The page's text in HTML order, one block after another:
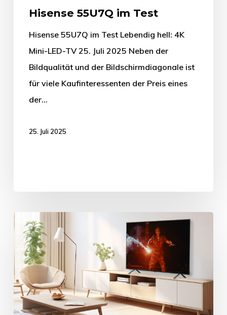
Hisense 55U7Q im Test
Hisense 55U7Q im Test Lebendig hell: 4K
Mini-LED-TV 25. Juli 2025 Neben der
Bildqualität und der Bildschirmdiagonale ist
für viele Kaufinteressenten der Preis eines
der…
25. Juli 2025